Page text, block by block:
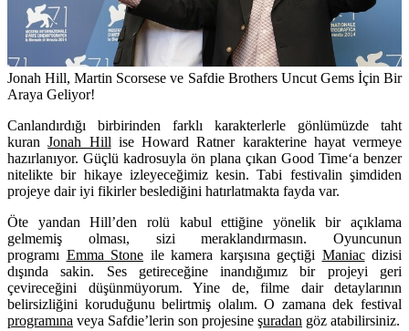
Jonah Hill, Martin Scorsese ve Safdie Brothers Uncut Gems İçin Bir
Araya Geliyor!
Canlandırdığı birbirinden farklı karakterlerle gönlümüzde taht
kuranJonah Hill ise Howard Ratner karakterine hayat vermeye
hazırlanıyor. Güçlü kadrosuyla ön plana çıkan Good Time‘a benzer
nitelikte bir hikaye izleyeceğimiz kesin. Tabi festivalin şimdiden
projeye dair iyi fikirler beslediğini hatırlatmakta fayda var.
Öte yandan Hill’den rolü kabul ettiğine yönelik bir açıklama
gelmemiş olması, sizi meraklandırmasın. Oyuncunun
programı Emma Stone ile kamera karşısına geçtiği Maniacdizisi
dışında sakin. Ses getireceğine inandığımız bir projeyi geri
çevireceğini düşünmüyorum. Yine de, filme dair detaylarının
belirsizliğini koruduğunu belirtmiş olalım. O zamana dek festival
programına veya Safdie’lerin son projesine şuradan göz atabilirsiniz.